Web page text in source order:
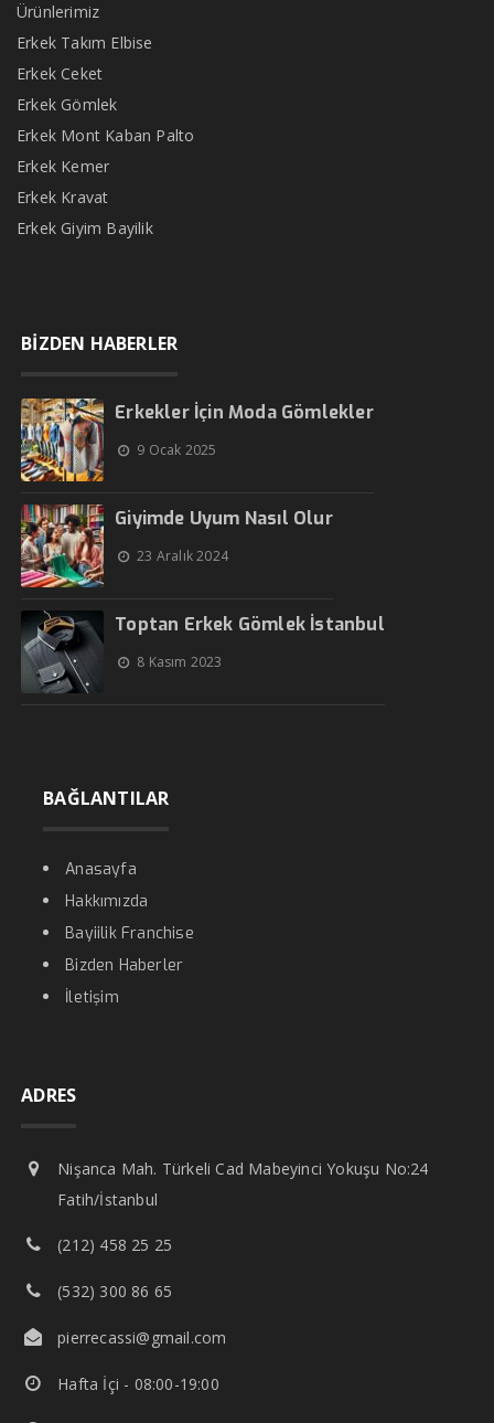
Ürünlerimiz
Erkek Takım Elbise
Erkek Ceket
Erkek Gömlek
Erkek Mont Kaban Palto
Erkek Kemer
Erkek Kravat
Erkek Giyim Bayilik
BİZDEN HABERLER
Erkekler İçin Moda Gömlekler
9 Ocak 2025
Giyimde Uyum Nasıl Olur
23 Aralık 2024
Toptan Erkek Gömlek İstanbul
8 Kasım 2023
BAĞLANTILAR
Anasayfa
Hakkımızda
Bayiilik Franchise
Bizden Haberler
İletişim
ADRES
Nişanca Mah. Türkeli Cad Mabeyinci Yokuşu No:24
Fatih/İstanbul
(212) 458 25 25
(532) 300 86 65
pierrecassi@gmail.com
Hafta İçi - 08:00-19:00